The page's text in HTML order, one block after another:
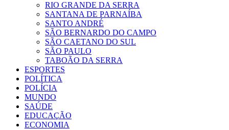
RIO GRANDE DA SERRA
SANTANA DE PARNAÍBA
SANTO ANDRÉ
SÃO BERNARDO DO CAMPO
SÃO CAETANO DO SUL
SÃO PAULO
TABOÃO DA SERRA
ESPORTES
POLÍTICA
POLÍCIA
MUNDO
SAÚDE
EDUCAÇÃO
ECONOMIA